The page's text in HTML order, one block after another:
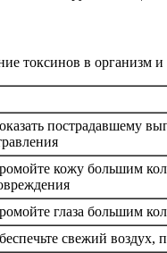
токсинов в организм и
пострадавшему
кожу большим
глаза большим
свежий воздух,